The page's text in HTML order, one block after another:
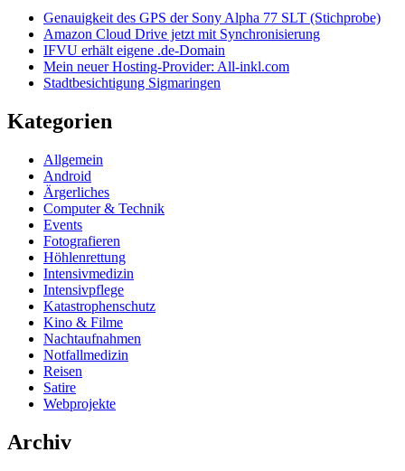
Genauigkeit des GPS der Sony Alpha 77 SLT (Stichprobe)
Amazon Cloud Drive jetzt mit Synchronisierung
IFVU erhält eigene .de-Domain
Mein neuer Hosting-Provider: All-inkl.com
Stadtbesichtigung Sigmaringen
Kategorien
Allgemein
Android
Ärgerliches
Computer & Technik
Events
Fotografieren
Höhlenrettung
Intensivmedizin
Intensivpflege
Katastrophenschutz
Kino & Filme
Nachtaufnahmen
Notfallmedizin
Reisen
Satire
Webprojekte
Archiv